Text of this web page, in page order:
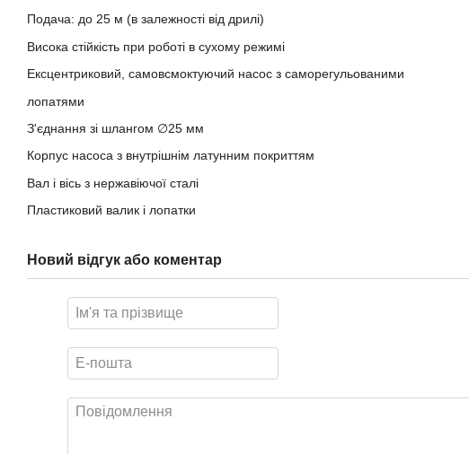
Подача: до 25 м (в залежності від дрилі)
Висока стійкість при роботі в сухому режимі
Ексцентриковий, самовсмоктуючий насос з саморегульованими
лопатями
З'єднання зі шлангом ∅25 мм
Корпус насоса з внутрішнім латунним покриттям
Вал і вісь з нержавіючої сталі
Пластиковий валик і лопатки
Новий відгук або коментар